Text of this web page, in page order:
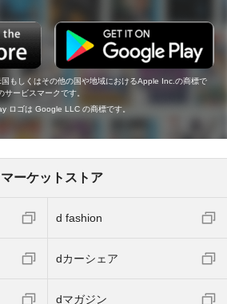
もしくはその他の国や地域におけるApple Inc.の商標で
ービスマークです。
ロゴは Google LLC の商標です。
ーケットストア
d fashion
dカーシェア
dマガジン